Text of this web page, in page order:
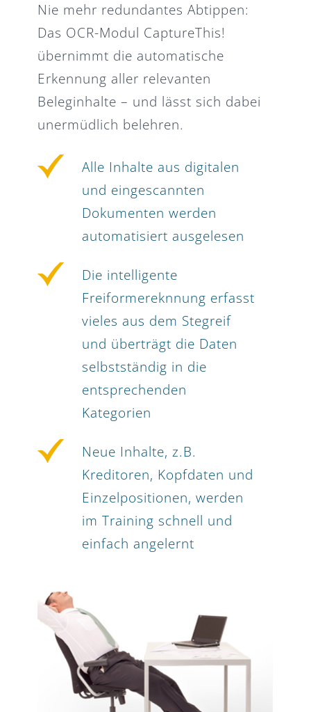
Nie mehr redundantes Abtippen:
Das OCR-Modul CaptureThis!
übernimmt die automatische
Erkennung aller relevanten
Beleginhalte – und lässt sich dabei
unermüdlich belehren.
Alle Inhalte aus digitalen
und eingescannten
Dokumenten werden
automatisiert ausgelesen
Die intelligente
Freiformereknnung erfasst
vieles aus dem Stegreif
und überträgt die Daten
selbstständig in die
entsprechenden
Kategorien
Neue Inhalte, z.B.
Kreditoren, Kopfdaten und
Einzelpositionen, werden
im Training schnell und
einfach angelernt